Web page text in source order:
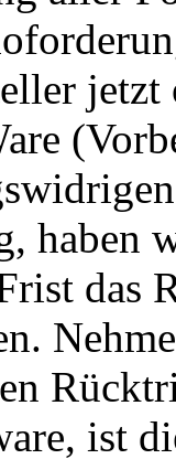
haben
das
ist